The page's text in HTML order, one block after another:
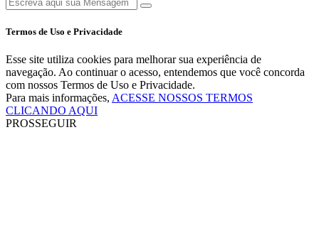
Termos de Uso e Privacidade
Esse site utiliza cookies para melhorar sua experiência de
navegação. Ao continuar o acesso, entendemos que você concorda
com nossos Termos de Uso e Privacidade.
Para mais informações, ACESSE NOSSOS TERMOS
CLICANDO AQUI
PROSSEGUIR